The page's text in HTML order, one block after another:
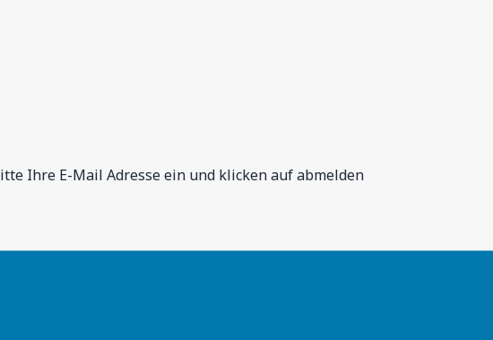
Ihre E-Mail Adresse ein und klicken auf abmelden